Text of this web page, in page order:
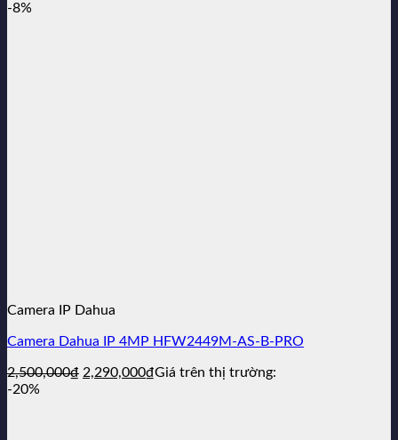
-8%
Camera IP Dahua
Camera Dahua IP 4MP HFW2449M-AS-B-PRO
2,500,000₫ Giá
2,290,000₫Giá
Giá trên thị trường:
-20%